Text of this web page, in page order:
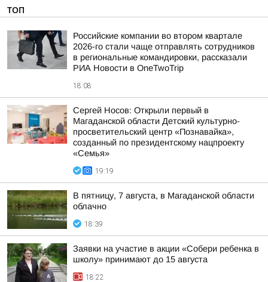
ТОП
Российские компании во втором квартале
2026-го стали чаще отправлять сотрудников
в региональные командировки, рассказали
РИА Новости в OneTwoTrip
18:08
Сергей Носов: Открыли первый в
Магаданской области Детский культурно-
просветительский центр «Познавайка»,
созданный по президентскому нацпроекту
«Семья»
19:19
В пятницу, 7 августа, в Магаданской области
облачно
18:39
Заявки на участие в акции «Собери ребенка в
школу» принимают до 15 августа
18:22